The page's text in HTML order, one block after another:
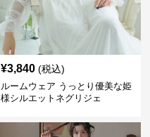
¥3,840 (税込)
ルームウェア うっとり優美な姫
様シルエットネグリジェ